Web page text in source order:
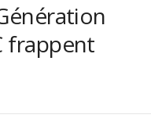
frappent